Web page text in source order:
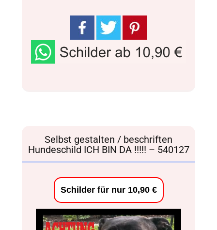
Selbst gestalten / beschriften
Hundeschild ICH BIN DA !!!!! – 540127
Schilder für nur 10,90 €